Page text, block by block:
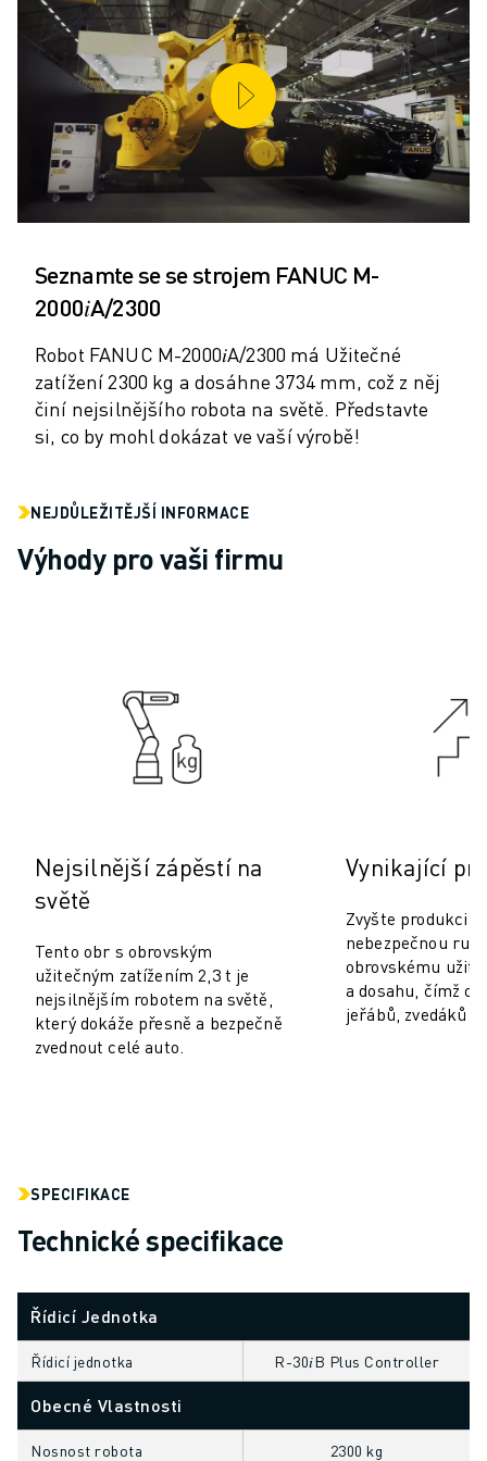
CELKOVÉ NÁKLADY NA PROVOZ A VLASTNICTVÍ ROBOSHOT
DRÁTOVÉ ELEKTROEROZIVNÍ OBRÁBĚNÍ
DRÁTOVÉ ELEKTROEROZIVNÍ OBRÁBĚNÍ ROBOCUT
ROBOCUT HARDWARE
ROBOCUT SOFTWARE
PREVENTIVNÍ ÚDRŽBA ROBOCUT
UDRŽITELNOST ROBOCUT
ŘEŠENÍ IIOT
CHYTRÁ TOVÁRNÍ ŘEŠENÍ PRO ZVÝŠENÍ EFEKTIVITY VÝROBY (IOT)
REGISTRACE PRODUKTU " PORTÁL FANUC
ŘEŠENÍ
ODVĚTVÍ
LETECTVÍ
ELEKTRICKÁ VOZIDLA
POTRAVINÁŘSKÝ PRŮMYSL
VŠECHNY APLIKACE
OBLOUKOVÉ SVAŘOVÁNÍ
CNC SOUSTRUŽENÍ
VYSOKORYCHLOSTNÍ VRTÁNÍ A ZÁVITOVÁNÍ
OBSLUHA STROJŮ
MANIPULACE S MATERIÁLEM
LAKOVÁNÍ
PALETIZACE
ZÁKAZNICKÝ SERVIS
PLÁNY SPOLEČNOSTI FANUC
NÁHRADNÍ DÍLY
RENOVACE
NÁSTROJE DIGITÁLNÍCH SLUŽEB
E-OBCHOD
KE STAŽENÍ " MYFANUC
Seznamte se se strojem FANUC M-
2000𝑖A/2300
Robot FANUC M-2000𝑖A/2300 má Užitečné
zatížení 2300 kg a dosáhne 3734 mm, což z něj
činí nejsilnějšího robota na světě. Představte
si, co by mohl dokázat ve vaší výrobě!
NEJDŮLEŽITĚJŠÍ INFORMACE
Výhody pro vaši firmu
Nejsilnější zápěstí na
světě
Tento obr s obrovským
užitečným zatížením 2,3 t je
nejsilnějším robotem na světě,
který dokáže přesně a bezpečně
zvednout celé auto.
Vynikající
Zvyšte produkci
nebezpečnou
obrovskému
a dosahu, čímž
jeřábů, zvedáků
SPECIFIKACE
Technické specifikace
Řídicí Jednotka
Řídicí jednotka R-30𝑖B Plus Controller
Obecné Vlastnosti
Nosnost robota 2300 kg